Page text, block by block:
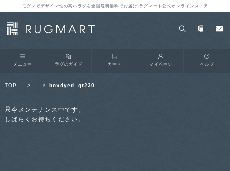
モダンでデザイン性の高いラグを全国送料無料でお届け ラグマート公式オンラインストア
メニュー ラグのガイド カート マイページ ヘルプ
TOP > r_boxdyed_gr230
只今メンテナンス中です。
しばらくお待ちください。